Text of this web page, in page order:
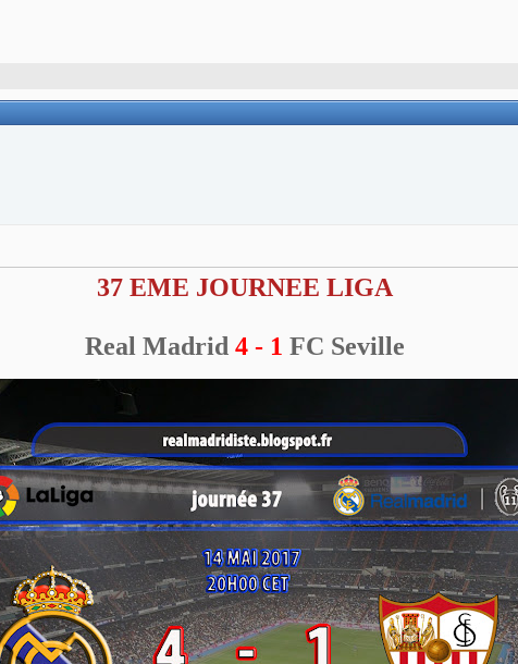
37 EME JOURNEE LIGA
Real Madrid 4 - 1 FC Seville